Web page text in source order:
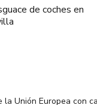
de coches en
Unión Europea con